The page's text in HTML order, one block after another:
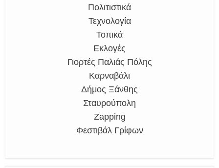
Πολιτιστικά
Τεχνολογία
Τοπικά
Εκλογές
Γιορτές Παλιάς Πόλης
Καρναβάλι
Δήμος Ξάνθης
Σταυρούπολη
Zapping
Φεστιβάλ Γρίφων